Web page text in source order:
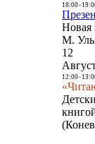
18:00-
Новая
М.
12
12:00-